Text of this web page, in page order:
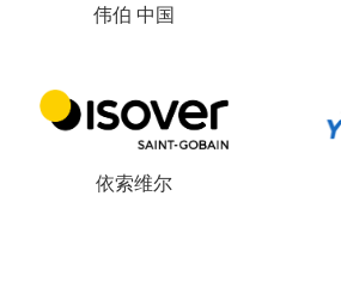
伟伯 中国
依索维尔